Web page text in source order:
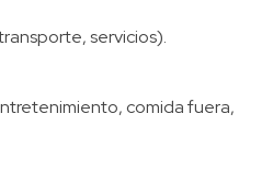
servicios).
comida fuera,